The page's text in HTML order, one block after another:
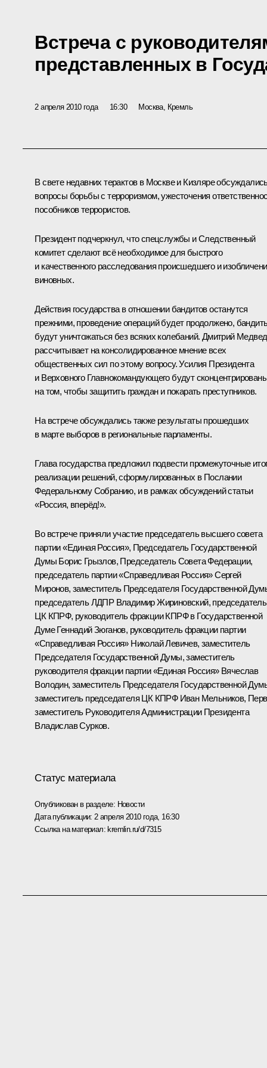
Встреча с
представленных в
2 апреля 2010 года 16:30 Москва, Кремль
В свете недавних терактов в Москве и Кизляре
вопросы борьбы с терроризмом, ужесточения
пособников террористов.
Президент подчеркнул, что спецслужбы и Следственный
комитет сделают всё необходимое для быстрого
и качественного расследования происшедшего и
виновных.
Действия государства в отношении бандитов останутся
прежними, проведение операций будет продолжено,
будут уничтожаться без всяких колебаний. Дмитрий
рассчитывает на консолидированное мнение всех
общественных сил по этому вопросу. Усилия Президента
и Верховного Главнокомандующего будут
на том, чтобы защитить граждан и покарать преступников.
На встрече обсуждались также результаты прошедших
в марте выборов в региональные парламенты.
Глава государства предложил подвести промежуточные
реализации решений, сформулированных в Послании
Федеральному Собранию, и в рамках обсуждений статьи
«Россия, вперёд!».
Во встрече приняли участие председатель высшего совета
партии «Единая Россия», Председатель Государственной
Думы Борис Грызлов, Председатель Совета Федерации,
председатель партии «Справедливая Россия»Сергей
Миронов, заместитель Председателя Государственной
председатель ЛДПР Владимир Жириновский, председатель
ЦК КПРФ, руководитель фракции КПРФ в Государственной
ДумеГеннадий Зюганов, руководитель фракции партии
«Справедливая Россия» Николай Левичев, заместитель
Председателя Государственной Думы, заместитель
руководителя фракции партии «Единая Россия» Вячеслав
Володин, заместитель Председателя Государственной
заместитель председателя ЦК КПРФ Иван Мельников,
заместитель Руководителя Администрации Президента
Владислав Сурков.
Статус материала
Опубликован в разделе: Новости
Дата публикации: 2 апреля 2010 года, 16:30
Ссылка на материал:kremlin.ru/d/7315